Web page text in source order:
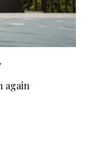
again